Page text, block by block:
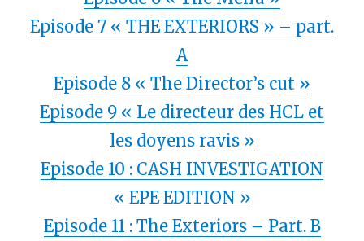
Episode 7 « THE EXTERIORS » – part.
A
Episode 8 « The Director’s cut »
Episode 9 « Le directeur des HCL et
les doyens ravis »
Episode 10 : CASH INVESTIGATION
« EPE EDITION »
Episode 11 : The Exteriors – Part. B